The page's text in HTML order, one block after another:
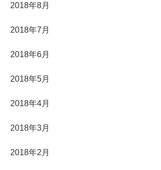
2018年8月
2018年7月
2018年6月
2018年5月
2018年4月
2018年3月
2018年2月